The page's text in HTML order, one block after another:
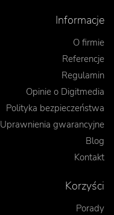
Informacje
O firmie
Referencje
Regulamin
Opinie o Digitmedia
Polityka bezpieczeństwa
Uprawnienia gwarancyjne
Blog
Kontakt
Korzyści
Porady